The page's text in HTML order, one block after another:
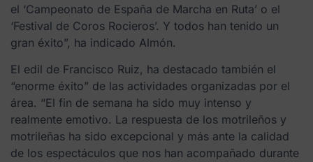
el ‘Campeonato de España de Marcha en Ruta’ o el
‘Festival de Coros Rocieros’. Y todos han tenido un
gran éxito”, ha indicado Almón.
El edil de Francisco Ruiz, ha destacado también el
“enorme éxito” de las actividades organizadas por el
área. “El fin de semana ha sido muy intenso y
realmente emotivo. La respuesta de los motrileños y
motrileñas ha sido excepcional y más ante la calidad
de los espectáculos que nos han acompañado durante